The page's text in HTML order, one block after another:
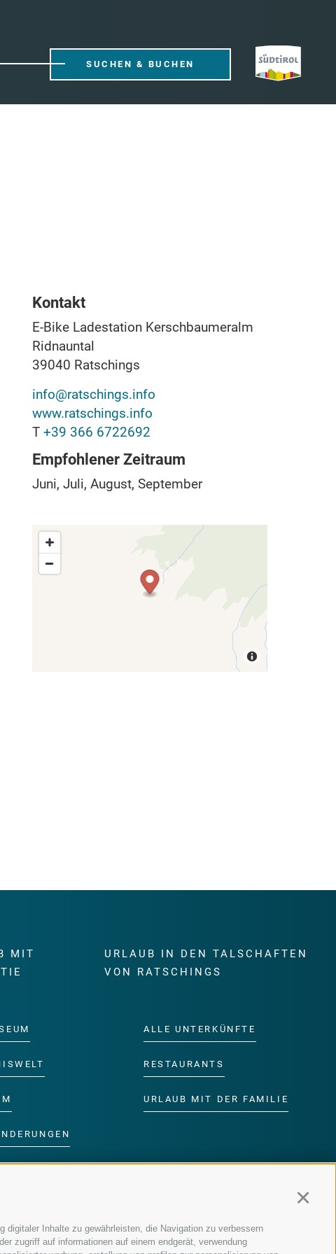
Inhalte zu gewährleisten, die Navigation zu verbessern
zugriff auf informationen auf einem endgerät, verwendung
SUCHEN & BUCHEN
Kontakt
E-Bike Ladestation Kerschbaumeralm
Ridnauntal
39040 Ratschings
info@ratschings.info
www.ratschings.info
T +39 366 6722692
Empfohlener Zeitraum
Juni, Juli, August, September
MIT
URLAUB IN DEN TALSCHAFTEN
VON RATSCHINGS
ALLE UNTERKÜNFTE
RESTAURANTS
URLAUB MIT DER FAMILIE